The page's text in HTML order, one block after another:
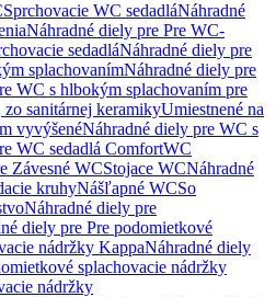
Sprchovacie WC sedadláNáhradné
Náhradné diely pre Pre WC-
sedadláNáhradné diely pre
splachovanímNáhradné diely pre
WC s hlbokým splachovaním pre
sanitárnej keramikyUmiestnené na
vyvýšenéNáhradné diely pre WC s
WC sedadlá ComfortWC
Závesné WCStojace WCNáhradné
kruhyNášľapné WCSo
Náhradné diely pre
diely pre Pre podomietkové
nádržky KappaNáhradné diely
splachovacie nádržky
nádržky